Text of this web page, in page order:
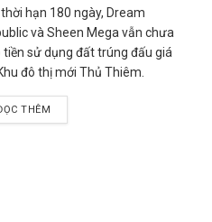
thời hạn 180 ngày, Dream
và Sheen Mega vẫn chưa
tiền sử dụng đất trúng đấu giá
đô thị mới Thủ Thiêm.
THÊM